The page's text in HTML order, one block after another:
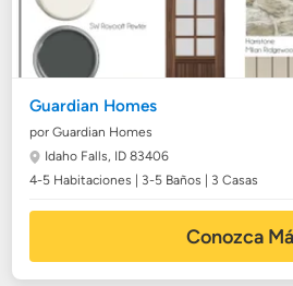
Guardian Homes
por Guardian Homes
Idaho Falls, ID 83406
4-5 Habitaciones | 3-5 Baños | 3 Casas
Conozca